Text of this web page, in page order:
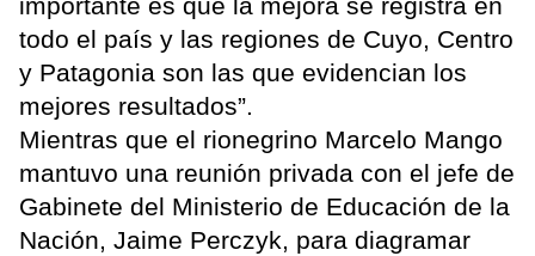
importante es que la mejora se registra en
todo el país y las regiones de Cuyo, Centro
y Patagonia son las que evidencian los
mejores resultados”.
Mientras que el rionegrino Marcelo Mango
mantuvo una reunión privada con el jefe de
Gabinete del Ministerio de Educación de la
Nación, Jaime Perczyk, para diagramar